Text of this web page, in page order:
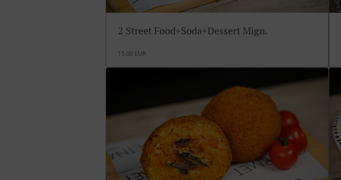
2 Street Food+Soda+Dessert Mign.
15.00 EUR